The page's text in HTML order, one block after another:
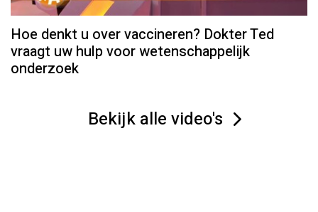
Hoe denkt u over vaccineren? Dokter Ted
vraagt uw hulp voor wetenschappelijk
onderzoek
Bekijk alle video's